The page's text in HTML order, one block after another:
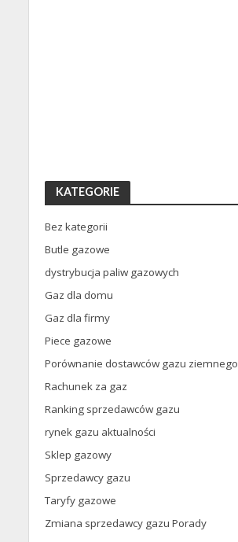
KATEGORIE
Bez kategorii
Butle gazowe
dystrybucja paliw gazowych
Gaz dla domu
Gaz dla firmy
Piece gazowe
Porównanie dostawców gazu ziemnego
Rachunek za gaz
Ranking sprzedawców gazu
rynek gazu aktualności
Sklep gazowy
Sprzedawcy gazu
Taryfy gazowe
Zmiana sprzedawcy gazu Porady